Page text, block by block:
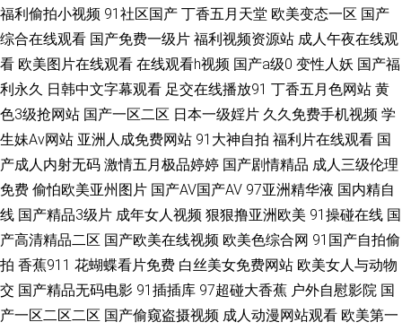
色爽片 蜜芽视频在线精品 四虎色影音 综合午夜网 变态抖阴com 国产欧美另
类激情 麻豆传媒视频 深夜久久麻豆精品 成人无码影视 玖玖av影院 青青草男
人av 午夜社区视频 97在线尤物国内 国产第108页 天天射夜夜操 91交配视频
91字幕网 国产丝袜熟女 久久丁香五月综合 欧美人与兽A无码 天天操天天添
在线免费毛片 91在线视频福利 国产肏逼 另类第一页 日本熟女另类 五月丁香
婷成人网 91成年人观看 免费观看91 人人97操 www老司机av 久久国产 天天
视频导航 海角社区av在线 福利小视频导航 国产91在线九色 國產館中文字幕
福利偷拍小视频 91社区国产 丁香五月天堂 欧美变态一区 国产
综合在线观看 国产免费一级片 福利视频资源站 成人午夜在线观
看 欧美图片在线观看 在线观看h视频 国产a级0 变性人妖 国产福
利永久 日韩中文字幕观看 足交在线播放91 丁香五月色网站 黄
色3级抢网站 国产一区二区 日本一级婬片 久久免费手机视频 学
生妹Av网站 亚洲人成免费网站 91大神自拍 福利片在线观看 国
产成人内射无码 激情五月极品婷婷 国产剧情精品 成人三级伦理
免费 偷怕欧美亚州图片 国产AV国产AV 97亚洲精华液 国内精自
线 国产精品3级片 成年女人视频 狠狠撸亚洲欧美 91操碰在线 国
产高清精品二区 国产欧美在线视频 欧美色综合网 91国产自拍偷
拍 香蕉911 花蝴蝶看片免费 白丝美女免费网站 欧美女人与动物
交 国产精品无码电影 91插插库 97超碰大香蕉 户外自慰影院 国
产一区二区二区 国产偷窥盗摄视频 成人动漫网站观看 欧美第一